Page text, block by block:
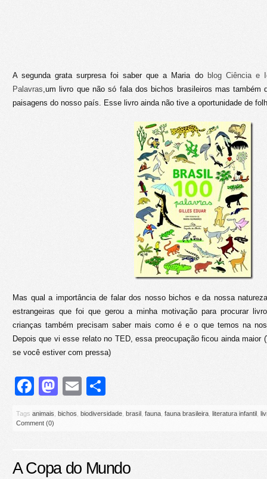
A segunda grata surpresa foi saber que a Maria do blog Ciência e
Palavras,um livro que não só fala dos bichos brasileiros mas também
paisagens do nosso país. Esse livro ainda não tive a oportunidade de
Mas qual a importância de falar dos nosso bichos e da nossa
estrangeiras que foi que gerou a minha motivação para procurar
crianças também precisam saber mais como é e o que temos na
Depois que vi esse relato no TED, essa preocupação ficou ainda maior
se você estiver com pressa)
Facebook
Mastodon
Email
Tags animais bichos biodiversidade brasil fauna fauna brasileira literatura infantil
Comment (0)
A Copa do Mundo